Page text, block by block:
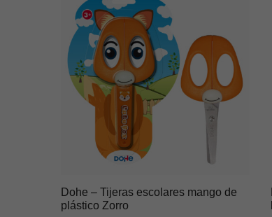
Dohe – Tijeras escolares mango de
plástico Zorro